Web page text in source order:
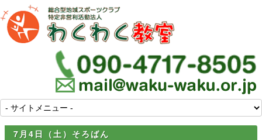
7月4日（土）そろばん